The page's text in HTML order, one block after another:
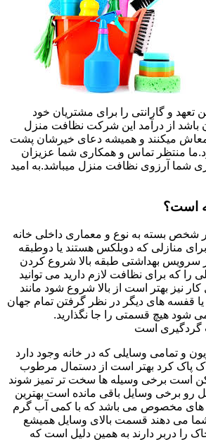
و گارانتی را برای مشتریان خود
باشد از درآمد این شرکت نظافت منزل
معاش میکنند و همیشه دعای خیرشان پشت
منتظر تماس و همکاری شما عزیزان
شما آرزوی نظافت منزل میباشد.به امید
است؟
شخص بسته به نوع و معماری داخلی خانه
منازلی که دوبلکس هستند یا دوطبقه
سرویس بهداشتی طبقه بالا شروع کردن
که برای نظافت لازم دارید می توانید
کار نیز بهتر است از بالا شروع شود مانند
یا قفسه های دیگر در نظر گرفتن تمام جهان
شود هیچ قسمتی را جا نگذارید.
گردگیری است
و تمامی وسایلی که در خانه وجود دارد
خاک پاک کرد بهتر است از دستمال مرطوب
است برخی وسیله ها سخت تر تمیز شوند
رو برخی وسایل باقی مانده است بهترین
های مخصوص می باشد که با کمی آب گرم
می دهند قسمت بالای وسایل همیشع
را دربر دارند به همین دلیل است که